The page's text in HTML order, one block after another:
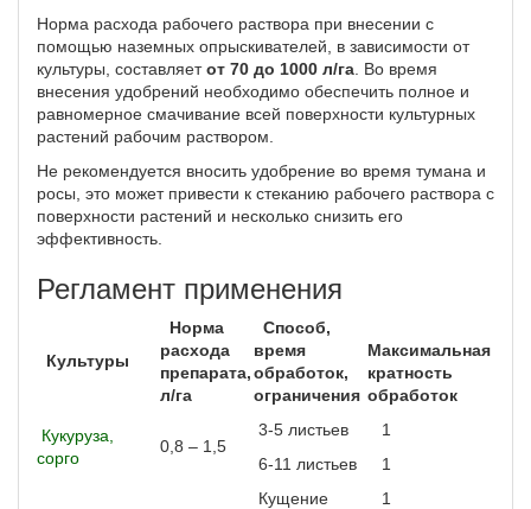
Норма расхода рабочего раствора при внесении с
помощью наземных опрыскивателей, в зависимости от
культуры, составляетот 70 до 1000 л/га . Во время
внесения удобрений необходимо обеспечить полное и
равномерное смачивание всей поверхности культурных
растений рабочим раствором.
Не рекомендуется вносить удобрение во время тумана и
росы, это может привести к стеканию рабочего раствора с
поверхности растений и несколько снизить его
эффективность.
Регламент применения
Культуры
Норма
расхода
препарата,
л/га
Способ,
время
обработок,
ограничения
Максимальная
кратность
обработок
Кукуруза,
сорго
0,8 – 1,5
3-5 листьев
1
6-11 листьев
1
Кущение
1